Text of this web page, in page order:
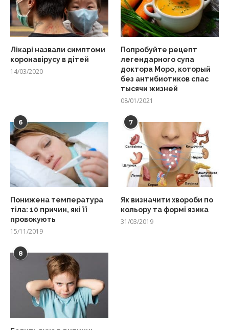
Лікарі назвали симптоми
коронавірусу в дітей
14/03/2020
Попробуйте рецепт
легендарного супа
доктора Моро, который
без антибиотиков спас
тысячи жизней
08/01/2021
6
Понижена температура
тіла: 10 причин, які її
провокують
15/11/2019
7
Як визначити хвороби по
кольору та формі язика
31/03/2019
8